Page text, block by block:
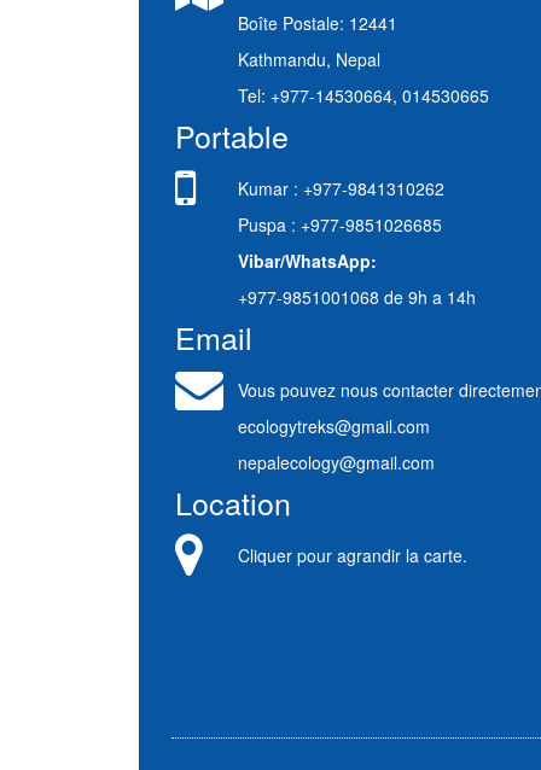
Boîte Postale: 12441
Kathmandu, Nepal
Tel: +977-14530664, 014530665
Portable
Kumar : +977-9841310262
Puspa : +977-9851026685
Vibar/WhatsApp:
+977-9851001068 de 9h a 14h
Email
Vous pouvez nous contacter
ecologytreks@gmail.com
nepalecology@gmail.com
Location
Cliquer pour agrandir la carte.